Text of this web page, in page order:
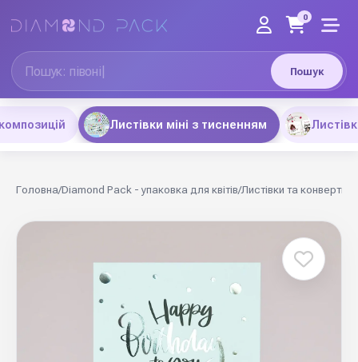
Пошук
0
Листівки міні з тисненням
Головна/Diamond Pack - упаковка для квітів/Листівки та конверти